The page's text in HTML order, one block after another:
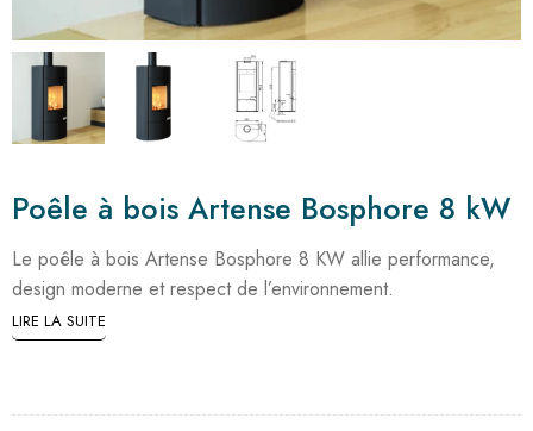
Poêle à bois Artense Bosphore 8 kW
Le poêle à bois Artense Bosphore 8 KW allie performance,
design moderne et respect de l’environnement.
LIRE LA SUITE